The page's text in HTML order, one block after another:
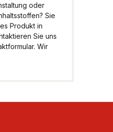
oder
Sie
Produkt in
Sie uns
Wir